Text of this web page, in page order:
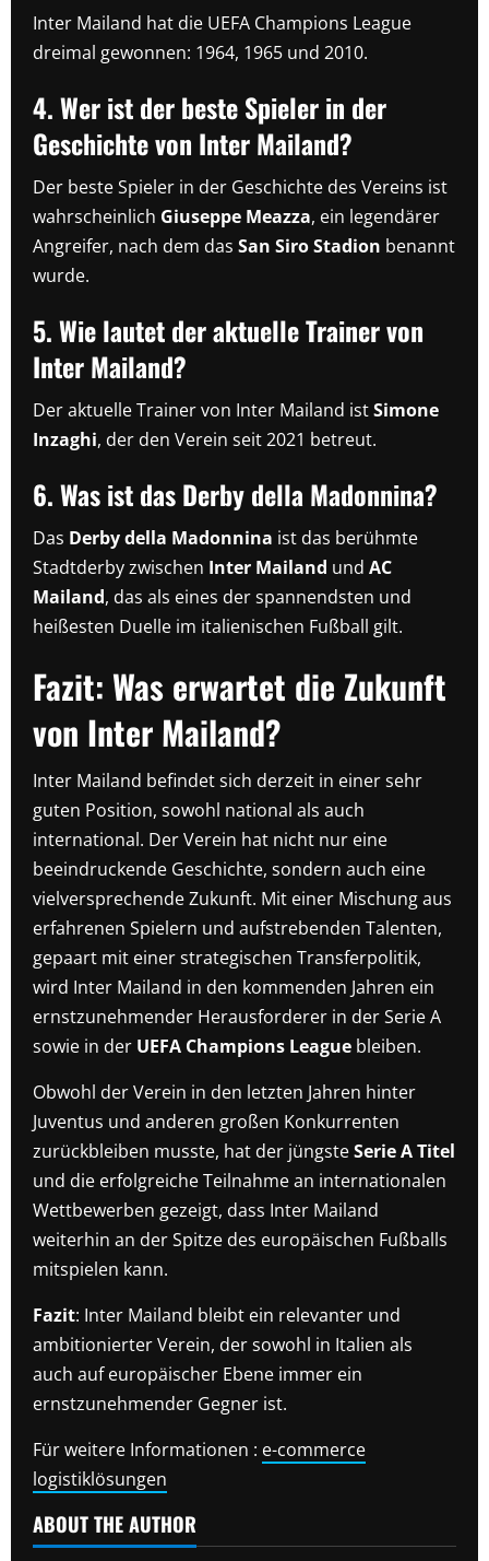
Inter Mailand hat die UEFA Champions League
dreimal gewonnen: 1964, 1965 und 2010.
4. Wer ist der beste Spieler in der
Geschichte von Inter Mailand?
Der beste Spieler in der Geschichte des Vereins ist
wahrscheinlich Giuseppe Meazza, ein legendärer
Angreifer, nach dem das San Siro Stadion benannt
wurde.
5. Wie lautet der aktuelle Trainer von
Inter Mailand?
Der aktuelle Trainer von Inter Mailand istSimone
Inzaghi, der den Verein seit 2021 betreut.
6. Was ist das Derby della Madonnina?
Das Derby della Madonnina ist das berühmte
Stadtderby zwischen Inter Mailand und AC
Mailand, das als eines der spannendsten und
heißesten Duelle im italienischen Fußball gilt.
Fazit: Was erwartet die Zukunft
von Inter Mailand?
Inter Mailand befindet sich derzeit in einer sehr
guten Position, sowohl national als auch
international. Der Verein hat nicht nur eine
beeindruckende Geschichte, sondern auch eine
vielversprechende Zukunft. Mit einer Mischung aus
erfahrenen Spielern und aufstrebenden Talenten,
gepaart mit einer strategischen Transferpolitik,
wird Inter Mailand in den kommenden Jahren ein
ernstzunehmender Herausforderer in der Serie A
sowie in der UEFA Champions League bleiben.
Obwohl der Verein in den letzten Jahren hinter
Juventus und anderen großen Konkurrenten
zurückbleiben musste, hat der jüngsteSerie A Titel
und die erfolgreiche Teilnahme an internationalen
Wettbewerben gezeigt, dass Inter Mailand
weiterhin an der Spitze des europäischen Fußballs
mitspielen kann.
Fazit: Inter Mailand bleibt ein relevanter und
ambitionierter Verein, der sowohl in Italien als
auch auf europäischer Ebene immer ein
ernstzunehmender Gegner ist.
Für weitere Informationen : e-commerce
logistiklösungen
ABOUT THE AUTHOR